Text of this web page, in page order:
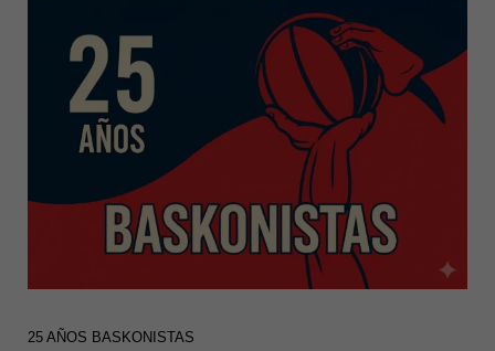
25 AÑOS BASKONISTAS